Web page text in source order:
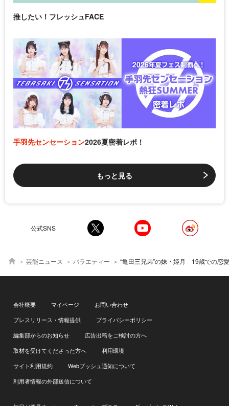
推したい！フレッシュFACE
手羽先センセーション2026夏密着レポ！
もっと見る
公式SNS
芸能ニュース バラエティー “亀田三兄弟”の妹・姫月 19歳での恋愛禁止に有吉も
会社概要 マイページ
お問い合わせ
プレスリリース・情報提供
プライバシーポリシー
編集部からのお知らせ
広告出稿をご検討の方へ
取材を受けてくださった方へ
利用環境
サイト利用規約
Webプッシュ通知について
利用者情報の外部送信について